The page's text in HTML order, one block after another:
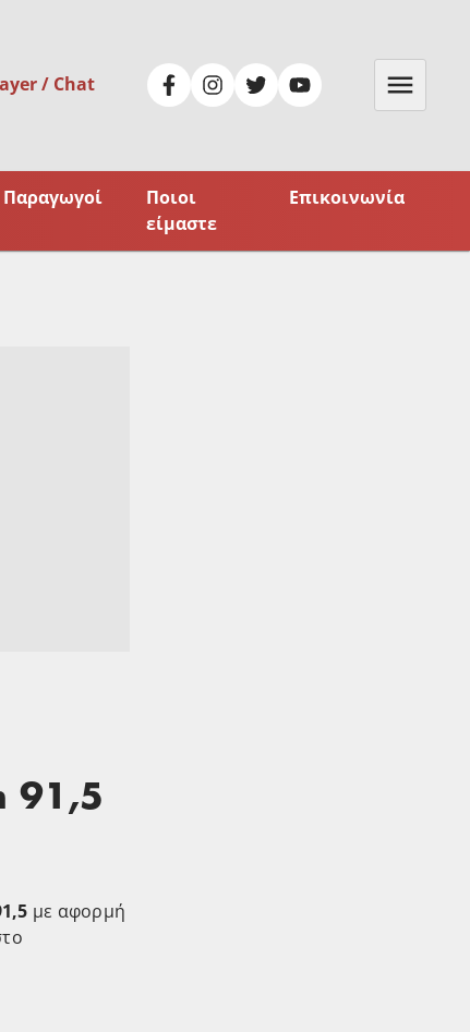
/ Chat
Παραγωγοί
Ποιοι
είμαστε
Επικοινωνία
91,5
με αφορμή